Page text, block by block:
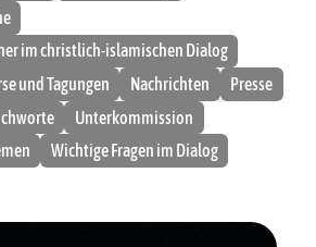
im christlich-islamischen Dialog
und Tagungen Nachrichten
Presse
Unterkommission
Wichtige Fragen im Dialog